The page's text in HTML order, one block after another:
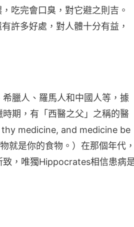
吃完會口臭，對它避之則吉。
許多好處，對人體十分有益，
臘人、羅馬人和中國人等，據
期，有「西醫之父」之稱的醫
medicine, and medicine be
就是你的食物。）在那個年代，
，唯獨Hippocrates相信患病